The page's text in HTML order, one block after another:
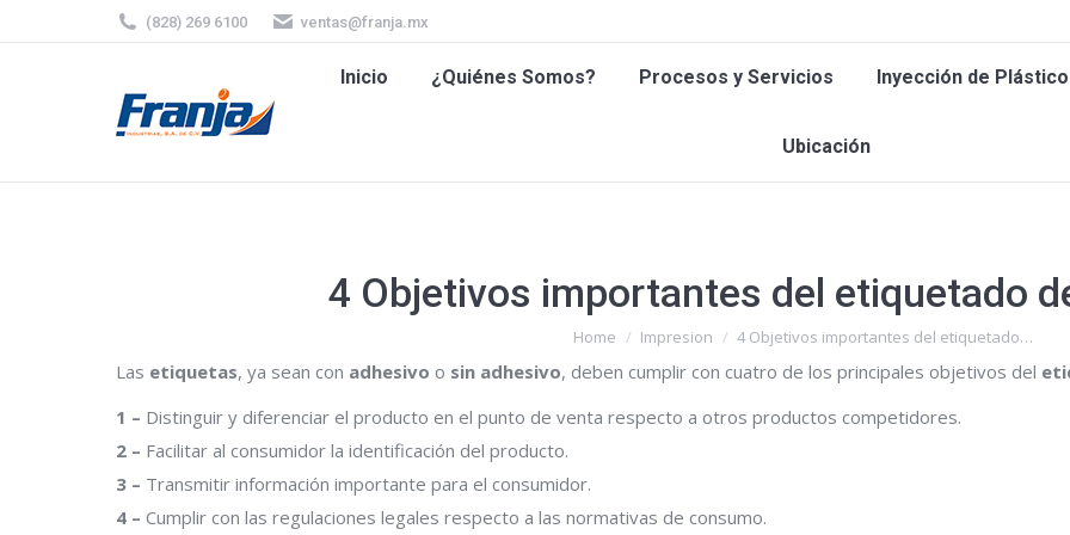
(828) 269 6100 ventas@franja.mx
Inicio ¿Quiénes Somos? Procesos y Servicios Inyección de Plástico
Ubicación
4 Objetivos importantes del etiquetado
You are here:
Home Impresion 4 Objetivos importantes del etiquetado…
Las etiquetas, ya sean con adhesivo o sin adhesivo, deben cumplir con cuatro de los principales objetivos del
1 – Distinguir y diferenciar el producto en el punto de venta respecto a otros productos competidores.
2 – Facilitar al consumidor la identificación del producto.
3 – Transmitir información importante para el consumidor.
4 – Cumplir con las regulaciones legales respecto a las normativas de consumo.
Inicio